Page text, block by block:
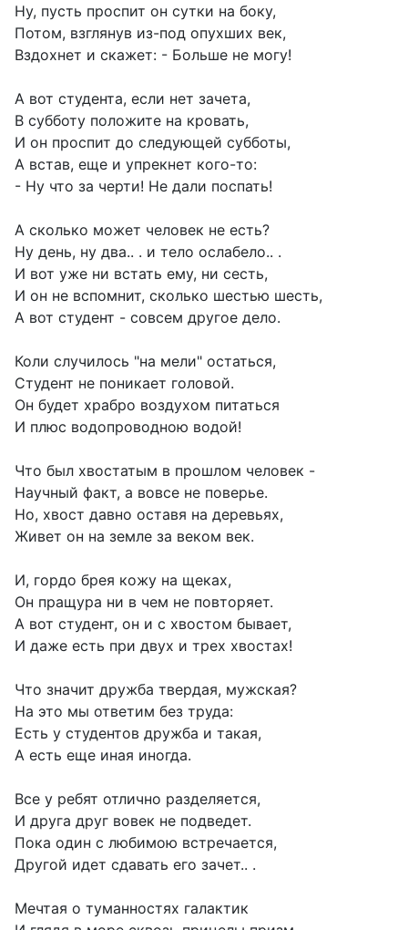
Ну, пусть проспит он сутки на боку,
Потом, взглянув из-под опухших век,
Вздохнет и скажет: - Больше не могу!
А вот студента, если нет зачета,
В субботу положите на кровать,
И он проспит до следующей субботы,
А встав, еще и упрекнет кого-то:
- Ну что за черти! Не дали поспать!
А сколько может человек не есть?
Ну день, ну два.. . и тело ослабело.. .
И вот уже ни встать ему, ни сесть,
И он не вспомнит, сколько шестью шесть,
А вот студент - совсем другое дело.
Коли случилось "на мели" остаться,
Студент не поникает головой.
Он будет храбро воздухом питаться
И плюс водопроводною водой!
Что был хвостатым в прошлом человек -
Научный факт, а вовсе не поверье.
Но, хвост давно оставя на деревьях,
Живет он на земле за веком век.
И, гордо брея кожу на щеках,
Он пращура ни в чем не повторяет.
А вот студент, он и с хвостом бывает,
И даже есть при двух и трех хвостах!
Что значит дружба твердая, мужская?
На это мы ответим без труда:
Есть у студентов дружба и такая,
А есть еще иная иногда.
Все у ребят отлично разделяется,
И друга друг вовек не подведет.
Пока один с любимою встречается,
Другой идет сдавать его зачет.. .
Мечтая о туманностях галактик